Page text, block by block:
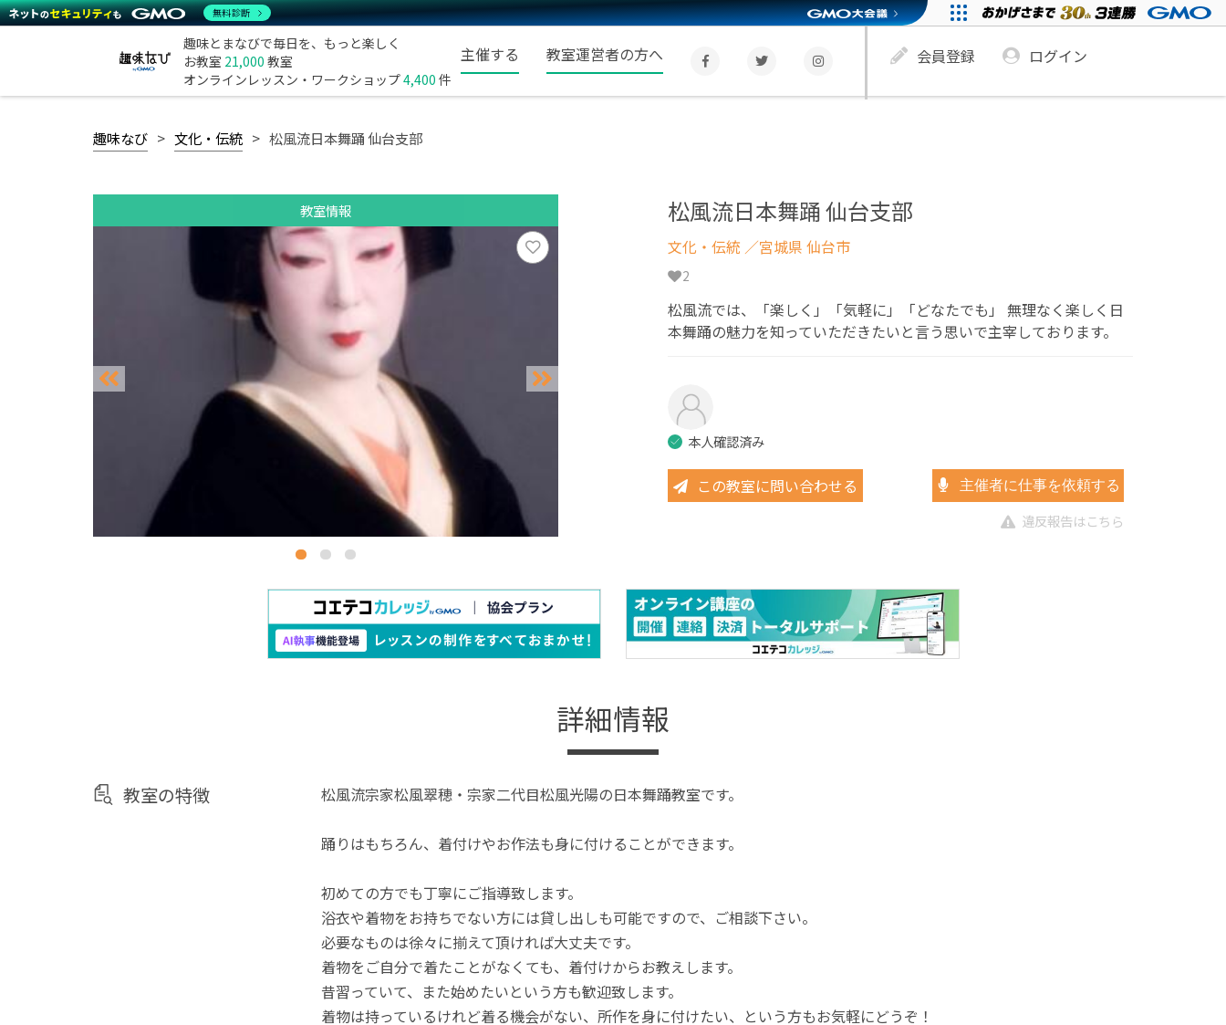
趣味とまなびで毎日を、もっと楽しく
お教室 21,000 教室
オンラインレッスン・ワークショップ4,400 件
主催する 教室運営者の方へ 会員登録 ログイン
趣味なび 文化・伝統 松風流日本舞踊 仙台支部
教室情報 松風流日本舞踊 仙台支部
文化・伝統 ／宮城県 仙台市
2
松風流では、「楽しく」「気軽に」「どなたでも」 無理なく楽しく日
本舞踊の魅力を知っていただきたいと言う思いで主宰しております。
本人確認済み
この教室に問い合わせる 主催者に仕事を依頼する
違反報告はこちら
詳細情報
教室の特徴 松風流宗家松風翠穂・宗家二代目松風光陽の日本舞踊教室です。
踊りはもちろん、着付けやお作法も身に付けることができます。
初めての方でも丁寧にご指導致します。
浴衣や着物をお持ちでない方には貸し出しも可能ですので、ご相談下さい。
必要なものは徐々に揃えて頂ければ大丈夫です。
着物をご自分で着たことがなくても、着付けからお教えします。
昔習っていて、また始めたいという方も歓迎致します。
着物は持っているけれど着る機会がない、所作を身に付けたい、という方もお気軽にどうぞ！
無料診断